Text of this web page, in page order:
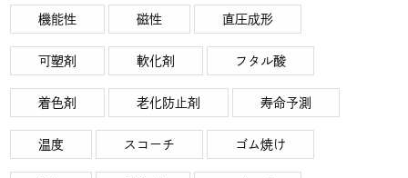
機能性 磁性 直圧成形
可塑剤 軟化剤 フタル酸
着色剤 老化防止剤 寿命予測
温度 スコーチ ゴム焼け